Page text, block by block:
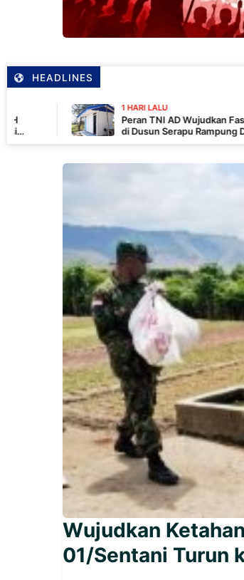
HEADLINES
1 HARI LALU
Peran TNI AD Wujudkan Fasilitas Layak,
di Dusun Serapu Rampung Dikerjakan
Wujudkan
01/Sentani Turun